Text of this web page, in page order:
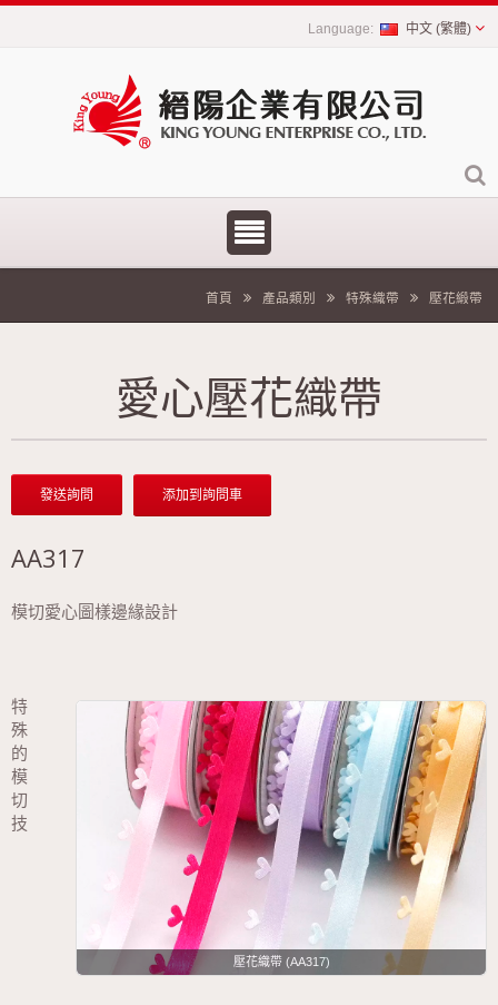
中文 (繁體)
首頁 產品類別 特殊織帶 壓花緞帶
愛心壓花織帶
發送詢問 添加到詢問車
AA317
模切愛心圖樣邊緣設計
壓花織帶-色卡 (AA317)
特
殊
的
模
切
技